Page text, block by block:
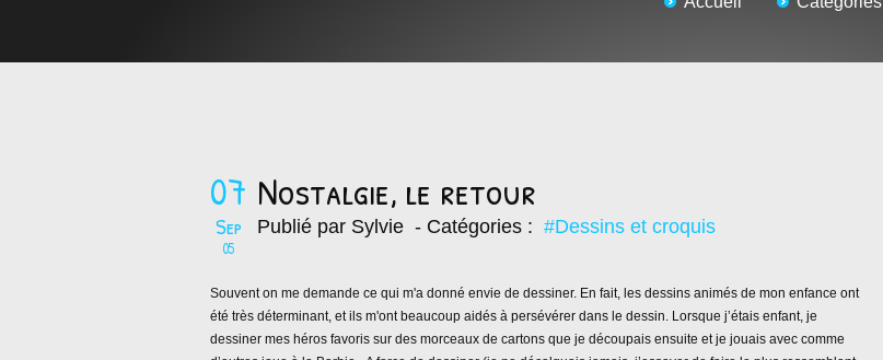
07
Sep
05
Nostalgie, le retour
Publié par Sylvie - Catégories : #Dessins et croquis
Souvent on me demande ce qui m'a donné envie de dessiner. En fait, les dessins animés de mon enfance ont
été très déterminant, et ils m'ont beaucoup aidés à persévérer dans le dessin. Lorsque j’étais enfant, je
dessiner mes héros favoris sur des morceaux de cartons que je découpais ensuite et je jouais avec comme